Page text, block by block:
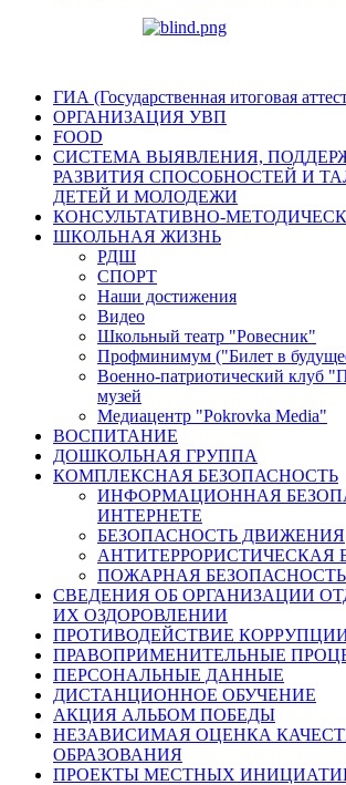
ГИА (Государственная итоговая
ОРГАНИЗАЦИЯ УВП
FOOD
СИСТЕМА ВЫЯВЛЕНИЯ,
РАЗВИТИЯ СПОСОБНОСТЕЙ И
ДЕТЕЙ И МОЛОДЕЖИ
КОНСУЛЬТАТИВНО-
ШКОЛЬНАЯ ЖИЗНЬ
РДШ
СПОРТ
Наши достижения
Видео
Школьный театр "Ровесник"
Профминимум ("Билет в
Военно-патриотический клуб
музей
Медиацентр "Pokrovka Media"
ВОСПИТАНИЕ
ДОШКОЛЬНАЯ ГРУППА
КОМПЛЕКСНАЯ БЕЗОПАСНОСТЬ
ИНФОРМАЦИОННАЯ
ИНТЕРНЕТЕ
БЕЗОПАСНОСТЬ ДВИЖЕНИЯ
АНТИТЕРРОРИСТИЧЕСКАЯ
ПОЖАРНАЯ БЕЗОПАСНОСТЬ
СВЕДЕНИЯ ОБ ОРГАНИЗАЦИИ
ИХ ОЗДОРОВЛЕНИИ
ПРОТИВОДЕЙСТВИЕ
ПРАВОПРИМЕНИТЕЛЬНЫЕ
ПЕРСОНАЛЬНЫЕ ДАННЫЕ
ДИСТАНЦИОННОЕ ОБУЧЕНИЕ
АКЦИЯ АЛЬБОМ ПОБЕДЫ
НЕЗАВИСИМАЯ ОЦЕНКА
ОБРАЗОВАНИЯ
ПРОЕКТЫ МЕСТНЫХ